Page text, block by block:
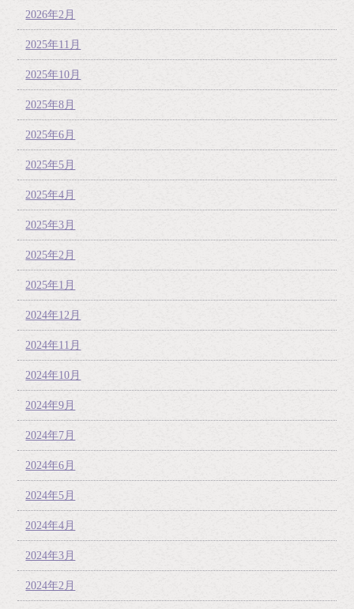
2026年2月
2025年11月
2025年10月
2025年8月
2025年6月
2025年5月
2025年4月
2025年3月
2025年2月
2025年1月
2024年12月
2024年11月
2024年10月
2024年9月
2024年7月
2024年6月
2024年5月
2024年4月
2024年3月
2024年2月